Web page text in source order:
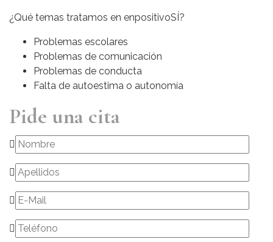
¿Qué temas tratamos en enpositivoSÍ?
Problemas escolares
Problemas de comunicación
Problemas de conducta
Falta de autoestima o autonomía
Pide una cita